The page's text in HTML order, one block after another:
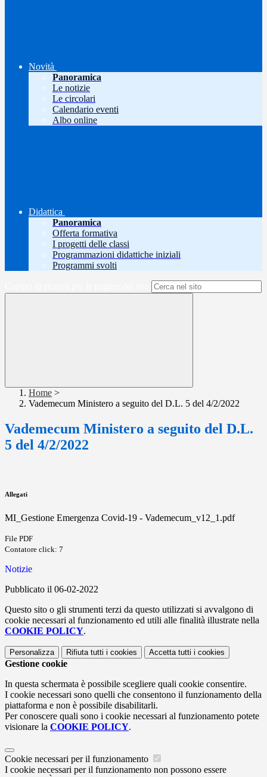
Novità
Panoramica
Le notizie
Le circolari
Calendario eventi
Albo online
Didattica
Panoramica
Offerta formativa
I progetti delle classi
Programmazioni didattiche iniziali
Programmi svolti
Home >
Vademecum Ministero a seguito del D.L. 5 del 4/2/2022
Vademecum Ministero a seguito del D.L.
5 del 4/2/2022
Allegati
MI_Gestione Emergenza Covid-19 - Vademecum_v12_1.pdf
File PDF
Contatore click: 7
Notizie
Pubblicato il 06-02-2022
Questo sito o gli strumenti terzi da questo utilizzati si avvalgono di
cookie necessari al funzionamento ed utili alle finalità illustrate nella
COOKIE POLICY.
Personalizza Rifiuta tutti i cookies Accetta tutti i cookies
Gestione cookie
In questa schermata è possibile scegliere quali cookie consentire.
I cookie necessari sono quelli che consentono il funzionamento della
piattaforma e non è possibile disabilitarli.
Per conoscere quali sono i cookie necessari al funzionamento potete
visionare la COOKIE POLICY.
Cookie necessari per il funzionamento
I cookie necessari per il funzionamento non possono essere